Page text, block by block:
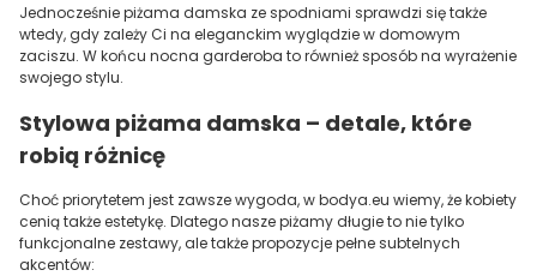
Jednocześnie piżama damska ze spodniami sprawdzi się także
wtedy, gdy zależy Ci na eleganckim wyglądzie w domowym
zaciszu. W końcu nocna garderoba to również sposób na wyrażenie
swojego stylu.
Stylowa piżama damska – detale, które
robią różnicę
Choć priorytetem jest zawsze wygoda, w bodya.eu wiemy, że kobiety
cenią także estetykę. Dlatego nasze piżamy długie to nie tylko
funkcjonalne zestawy, ale także propozycje pełne subtelnych
akcentów: